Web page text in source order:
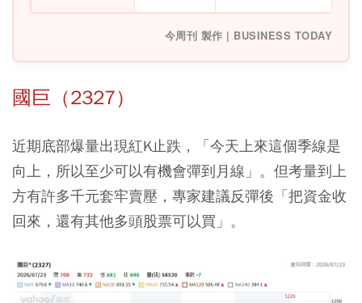
今周刊 製作 | BUSINESS TODAY
國巨（2327）
近期底部爆量出現紅K止跌，「今天上來這個季線是
向上，所以至少可以有機會彈到月線」。但考量到上
方有許多千元套牢賣壓，專家建議反彈後「把資金收
回來，還有其他多頭股票可以買」。